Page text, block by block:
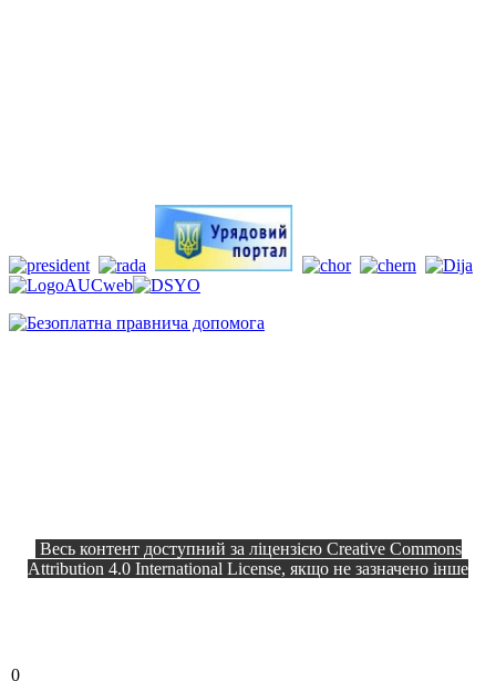
0
Весь контент доступний за ліцензією Creative Commons
Attribution 4.0 International License, якщо не зазначено інше